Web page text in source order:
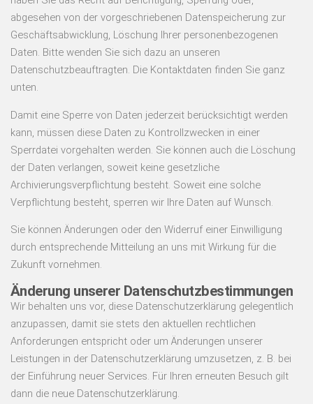
abgesehen von der vorgeschriebenen Datenspeicherung zur
Geschäftsabwicklung, Löschung Ihrer personenbezogenen
Daten. Bitte wenden Sie sich dazu an unseren
Datenschutzbeauftragten. Die Kontaktdaten finden Sie ganz
unten.
Damit eine Sperre von Daten jederzeit berücksichtigt werden
kann, müssen diese Daten zu Kontrollzwecken in einer
Sperrdatei vorgehalten werden. Sie können auch die Löschung
der Daten verlangen, soweit keine gesetzliche
Archivierungsverpflichtung besteht. Soweit eine solche
Verpflichtung besteht, sperren wir Ihre Daten auf Wunsch.
Sie können Änderungen oder den Widerruf einer Einwilligung
durch entsprechende Mitteilung an uns mit Wirkung für die
Zukunft vornehmen.
Änderung unserer Datenschutzbestimmungen
Wir behalten uns vor, diese Datenschutzerklärung gelegentlich
anzupassen, damit sie stets den aktuellen rechtlichen
Anforderungen entspricht oder um Änderungen unserer
Leistungen in der Datenschutzerklärung umzusetzen, z. B. bei
der Einführung neuer Services. Für Ihren erneuten Besuch gilt
dann die neue Datenschutzerklärung.